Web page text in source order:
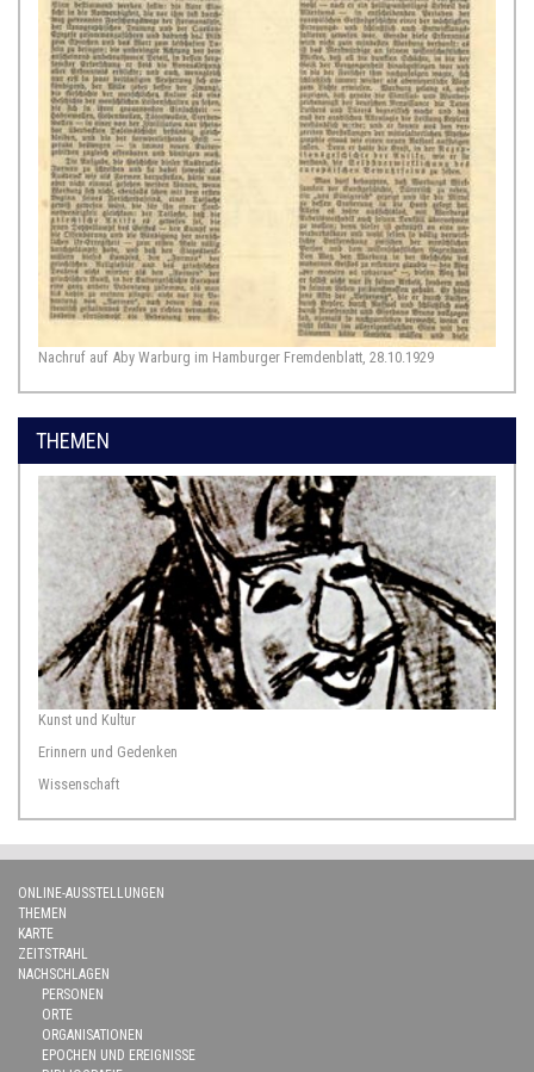
Nachruf auf Aby Warburg im Hamburger Fremdenblatt, 28.10.1929
THEMEN
Kunst und Kultur
Erinnern und Gedenken
Wissenschaft
ONLINE-AUSSTELLUNGEN
THEMEN
KARTE
ZEITSTRAHL
NACHSCHLAGEN
PERSONEN
ORTE
ORGANISATIONEN
EPOCHEN UND EREIGNISSE